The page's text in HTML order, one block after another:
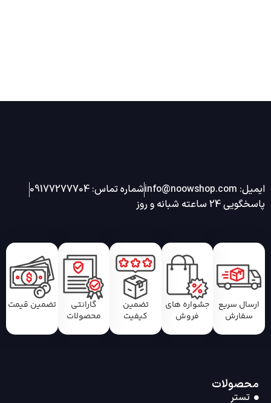
ایمیل: info@noowshop.com
شماره تماس: 09177277704
پاسخگویی 24 ساعته شبانه و روز
ارسال سریع
سفارش
جشواره های
فروش
تضمین
کیفیت
گارانتی
محصولات
تضمین قیمت
محصولات
تستر